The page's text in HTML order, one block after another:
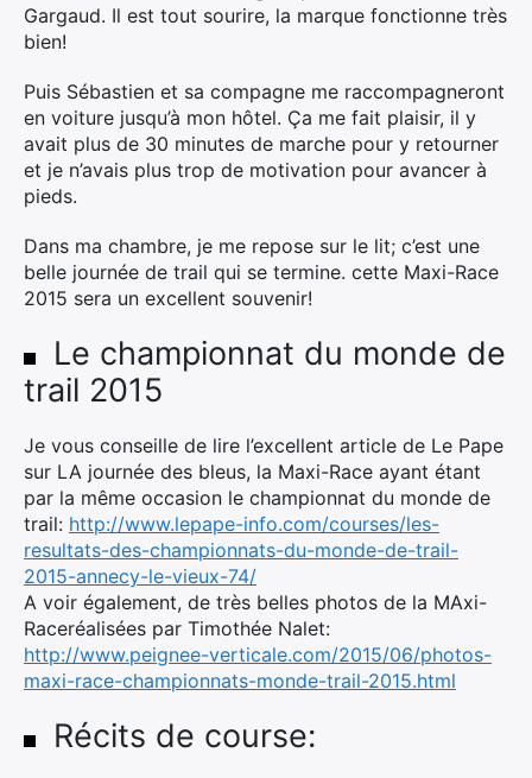
Gargaud. Il est tout sourire, la marque fonctionne très
bien!
Puis Sébastien et sa compagne me raccompagneront
en voiture jusqu’à mon hôtel. Ça me fait plaisir, il y
avait plus de 30 minutes de marche pour y retourner
et je n’avais plus trop de motivation pour avancer à
pieds.
Dans ma chambre, je me repose sur le lit; c’est une
belle journée de trail qui se termine. cette Maxi-Race
2015 sera un excellent souvenir!
Le championnat du monde de
trail 2015
Je vous conseille de lire l’excellent article de Le Pape
sur LA journée des bleus, la Maxi-Race ayant étant
par la même occasion le championnat du monde de
trail: http://www.lepape-info.com/courses/les-
resultats-des-championnats-du-monde-de-trail-
2015-annecy-le-vieux-74/
A voir également, de très belles photos de la MAxi-
Raceréalisées par Timothée Nalet:
http://www.peignee-verticale.com/2015/06/photos-
maxi-race-championnats-monde-trail-2015.html
Récits de course: